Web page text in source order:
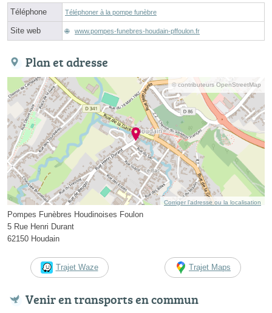
Téléphone Téléphoner à la pompe funèbre
Site web www.pompes-funebres-houdain-pffoulon.fr
Plan et adresse
© contributeurs OpenStreetMap
Corriger l’adresse ou la localisation
Pompes Funèbres Houdinoises Foulon
5 Rue Henri Durant
62150 Houdain
Trajet Waze Trajet Maps
Venir en transports en commun